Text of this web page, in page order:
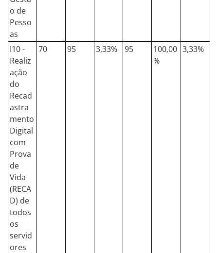
o de
Pesso
as
I10 -
Realiz
ação
do
Recad
astra
mento
Digital
com
Prova
de
Vida
(RECA
D) de
todos
os
servid
ores
70 95 3,33% 95
100,00
%
3,33%